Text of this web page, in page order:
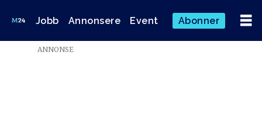
Jobb Annonsere Event Abonner
Emne:
ANNONSE